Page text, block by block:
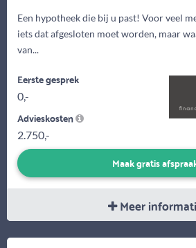
Een hypotheek die bij u past! Voor veel
iets dat afgesloten moet worden, maar
van...
Eerste gesprek
0,-
Advieskosten
2.750,-
Maak gratis
Meer